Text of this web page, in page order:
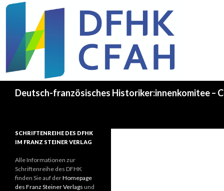
Deutsch-französisches Historiker:innenkomitee –
SCHRIFTENREIHE DES DFHK
IM FRANZ STEINER VERLAG
Alle Informationen zur
Schriftenreihe des DFHK
finden Sie auf derHomepage
des Franz Steiner Verlags und